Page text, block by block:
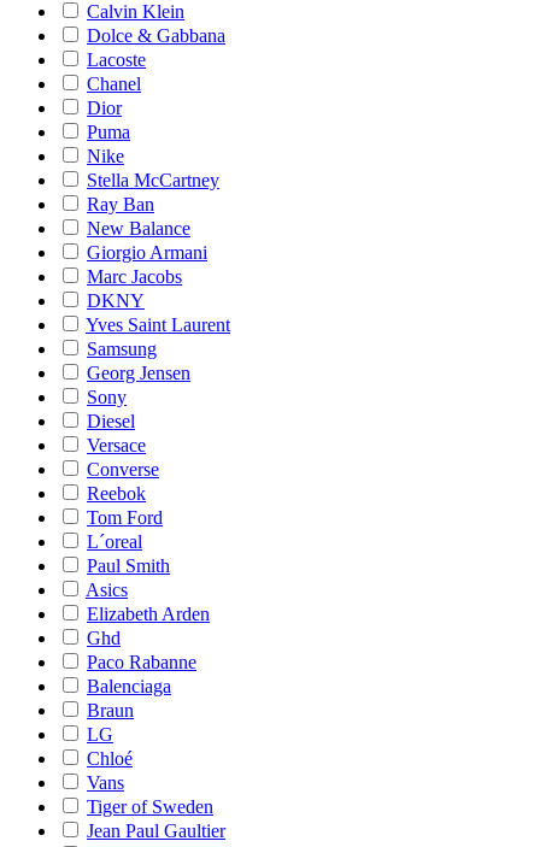
Calvin Klein
Dolce & Gabbana
Lacoste
Chanel
Dior
Puma
Nike
Stella McCartney
Ray Ban
New Balance
Giorgio Armani
Marc Jacobs
DKNY
Yves Saint Laurent
Samsung
Georg Jensen
Sony
Diesel
Versace
Converse
Reebok
Tom Ford
L´oreal
Paul Smith
Asics
Elizabeth Arden
Ghd
Paco Rabanne
Balenciaga
Braun
LG
Chloé
Vans
Tiger of Sweden
Jean Paul Gaultier